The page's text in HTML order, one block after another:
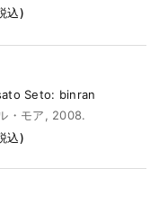
込)
Seto: binran
・モア, 2008.
込)